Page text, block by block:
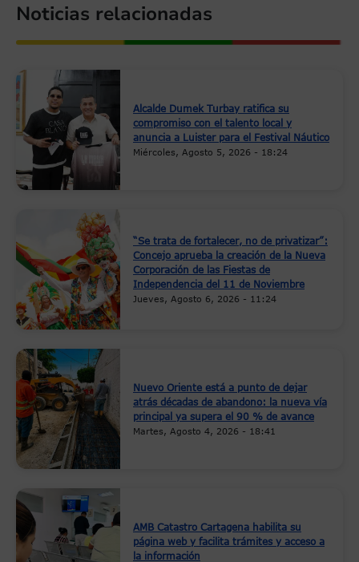
Noticias relacionadas
Alcalde Dumek Turbay ratifica su
compromiso con el talento local y
anuncia a Luister para el Festival Náutico
Miércoles, Agosto 5, 2026 - 18:24
“Se trata de fortalecer, no de privatizar”:
Concejo aprueba la creación de la Nueva
Corporación de las Fiestas de
Independencia del 11 de Noviembre
Jueves, Agosto 6, 2026 - 11:24
Nuevo Oriente está a punto de dejar
atrás décadas de abandono: la nueva vía
principal ya supera el 90 % de avance
Martes, Agosto 4, 2026 - 18:41
AMB Catastro Cartagena habilita su
página web y facilita trámites y acceso a
la información